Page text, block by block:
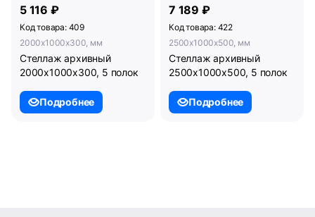
5 116 ₽
Код товара: 409
2000x1000x300, мм
Стеллаж архивный
2000х1000х300, 5 полок
Подробнее
7 189 ₽
Код товара: 422
2500x1000x500, мм
Стеллаж архивный
2500х1000х500, 5 полок
Подробнее